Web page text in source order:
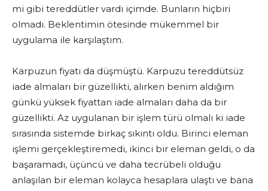
mi gibi tereddütler vardı içimde. Bunların hiçbiri
olmadı. Beklentimin ötesinde mükemmel bir
uygulama ile karşılaştım.
Karpuzun fiyatı da düşmüştü. Karpuzu tereddütsüz
iade almaları bir güzellikti, alırken benim aldığım
günkü yüksek fiyattan iade almaları daha da bir
güzellikti. Az uygulanan bir işlem türü olmalı ki iade
sırasında sistemde birkaç sıkıntı oldu. Birinci eleman
işlemi gerçekleştiremedi, ikinci bir eleman geldi, o da
başaramadı, üçüncü ve daha tecrübeli olduğu
anlaşılan bir eleman kolayca hesaplara ulaştı ve bana